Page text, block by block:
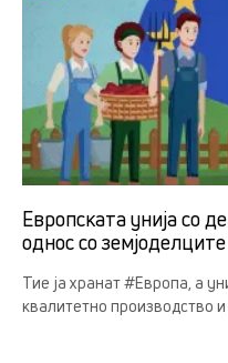
Европската унија со
однос со земјоделцитe
Тие ја хранат #Европа, а
квалитетно производство